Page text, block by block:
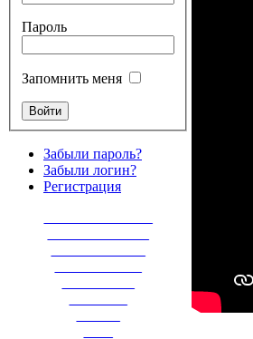
Пароль
Запомнить меня
Забыли пароль?
Забыли логин?
Регистрация